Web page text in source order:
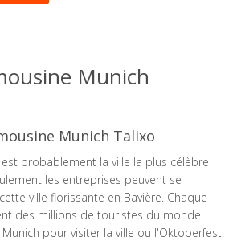
Munich
Munich Talixo
probablement la ville la plus célèbre
les entreprises peuvent se
ville florissante en Bavière. Chaque
des millions de touristes du monde
pour visiter la ville ou l'Oktoberfest.